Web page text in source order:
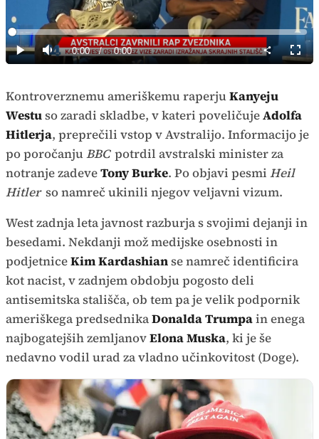
Predvajaj
Predvajaj
Tiho Current
0:00 / Duration
0:00
Loaded:
0%
način
Kontroverznemu ameriškemu raperjuKanyeju
Westuso zaradi skladbe, v kateri poveličujeAdolfa
Hitlerja, preprečili vstop v Avstralijo. Informacijo je
po poročanjuBBC potrdil avstralski minister za
notranje zadeveTony Burke. Po objavi pesmi Heil
Hitler so namreč ukinili njegov veljavni vizum.
West zadnja leta javnost razburja s svojimi dejanji in
besedami. Nekdanji mož medijske osebnosti in
podjetniceKim Kardashianse namreč identificira
kot nacist, v zadnjem obdobju pogosto deli
antisemitska stališča, ob tem pa je velik podpornik
ameriškega predsednikaDonalda Trumpain enega
najbogatejših zemljanovElona Muska, ki je še
nedavno vodil urad za vladno učinkovitost (Doge).